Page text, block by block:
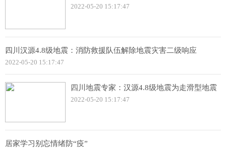
2022-05-20 15:17:47
四川汉源4.8级地震：消防救援队伍解除地震灾害二级响应
2022-05-20 15:17:47
四川地震专家：汉源4.8级地震为走滑型地震
2022-05-20 15:17:47
居家学习别忘情绪防“疫”